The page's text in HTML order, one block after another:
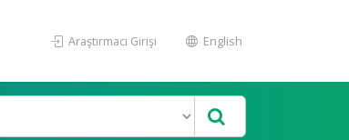
Araştırmacı Girişi English